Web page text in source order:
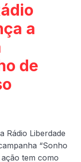
a
de
Rádio Liberdade
“Sonho
tem como